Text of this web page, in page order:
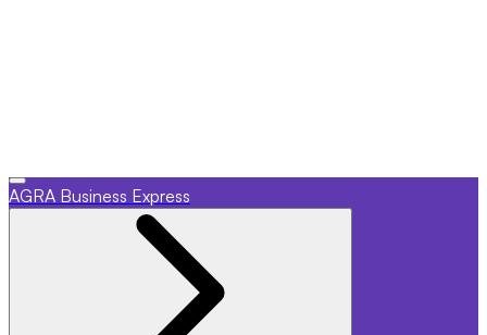
AGRA Business Express